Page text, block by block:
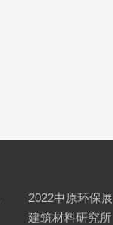
2022中原环保展
建筑材料研究所